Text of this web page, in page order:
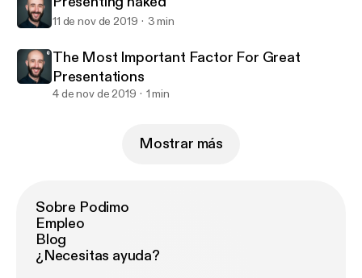
11 de nov de 2019 3 min
The Most Important Factor For Great
Presentations
4 de nov de 2019 1 min
Mostrar más
Sobre Podimo
Empleo
Blog
¿Necesitas ayuda?